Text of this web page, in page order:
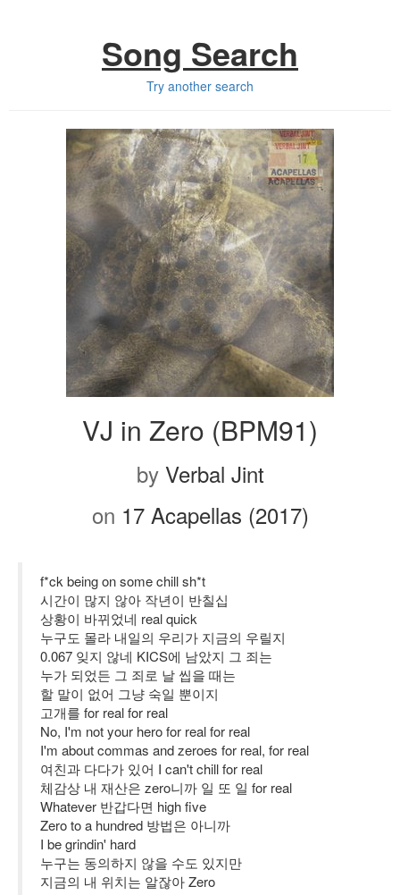
Song Search
Try another search
VJ in Zero (BPM91)
by Verbal Jint
on 17 Acapellas (2017)
f*ck being on some chill sh*t
시간이 많지 않아 작년이 반칠십
상황이 바뀌었네 real quick
누구도 몰라 내일의 우리가 지금의 우릴지
0.067 잊지 않네 KICS에 남았지 그 죄는
누가 되었든 그 죄로 날 씹을 때는
할 말이 없어 그냥 숙일 뿐이지
고개를 for real for real
No, I'm not your hero for real for real
I'm about commas and zeroes for real, for real
여친과 다다가 있어 I can't chill for real
체감상 내 재산은 zero니까 일 또 일 for real
Whatever 반갑다면 high five
Zero to a hundred 방법은 아니까
I be grindin' hard
누구는 동의하지 않을 수도 있지만
지금의 내 위치는 알잖아 Zero